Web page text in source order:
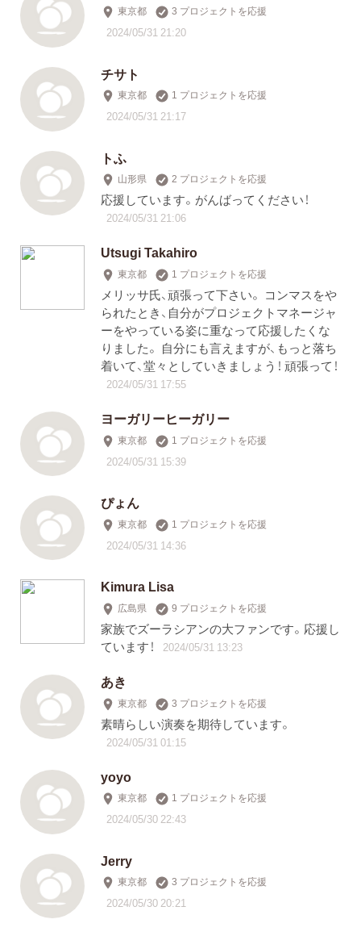
東京都 3 プロジェクトを応援
2024/05/31 21:20
チサト
東京都 1 プロジェクトを応援
2024/05/31 21:17
トふ
山形県 2 プロジェクトを応援
応援しています。がんばってください！
2024/05/31 21:06
Utsugi Takahiro
東京都 1 プロジェクトを応援
メリッサ氏、頑張って下さい。 コンマスをや
られたとき、自分がプロジェクトマネージャ
ーをやっている姿に重なって応援したくな
りました。 自分にも言えますが、もっと落ち
着いて、堂々としていきましょう！ 頑張って！
2024/05/31 17:55
ヨーガリーヒーガリー
東京都 1 プロジェクトを応援
2024/05/31 15:39
ぴょん
東京都 1 プロジェクトを応援
2024/05/31 14:36
Kimura Lisa
広島県 9 プロジェクトを応援
家族でズーラシアンの大ファンです。応援し
ています！
2024/05/31 13:23
あき
東京都 3 プロジェクトを応援
素晴らしい演奏を期待しています。
2024/05/31 01:15
yoyo
東京都 1 プロジェクトを応援
2024/05/30 22:43
Jerry
東京都 3 プロジェクトを応援
2024/05/30 20:21